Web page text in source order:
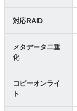
対応RAID
メタデータ二重
化
コピーオンライ
ト